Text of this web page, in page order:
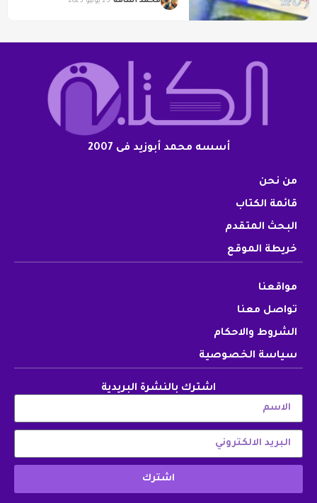
أسسه محمد أبوزيد فى 2007
من نحن
قائمة الكتاب
البحث المتقدم
خريطة الموقع
مواقعنا
تواصل معنا
الشروط والاحكام
سياسة الخصوصية
اشترك بالنشرة البريدية
اشترك